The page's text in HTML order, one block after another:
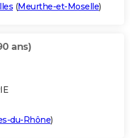
(Meurthe-et-Moselle)
ans)
du-Rhône)